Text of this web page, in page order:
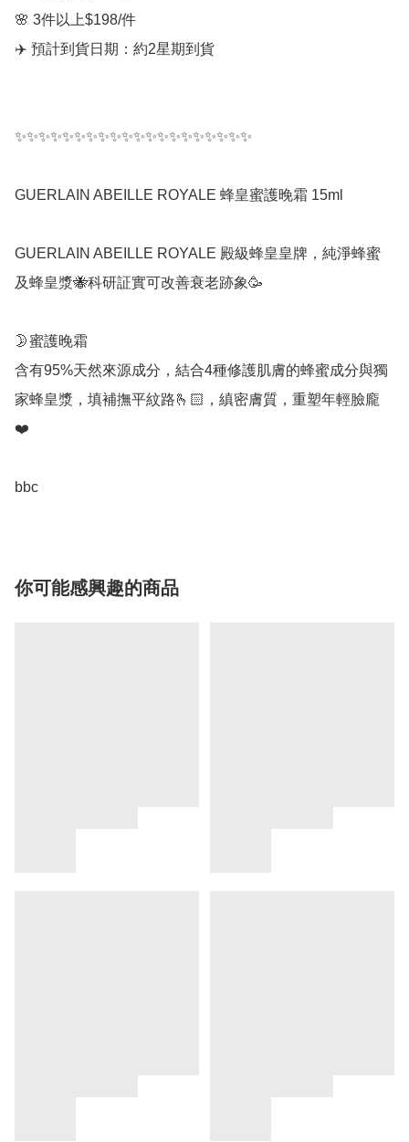
🌸 3件以上$198/件
✈️ 預計到貨日期：約2星期到貨
✨✨✨✨✨✨✨✨✨✨✨✨✨✨✨✨✨✨✨✨
GUERLAIN ABEILLE ROYALE 蜂皇蜜護晚霜 15ml
GUERLAIN ABEILLE ROYALE 殿級蜂皇皇牌，純淨蜂蜜
及蜂皇漿🐝科研証實可改善衰老跡象🥳
🌛蜜護晚霜
含有95%天然來源成分，結合4種修護肌膚的蜂蜜成分與獨
家蜂皇漿，填補撫平紋路🫰🏻，縝密膚質，重塑年輕臉龐
❤️
bbc
你可能感興趣的商品